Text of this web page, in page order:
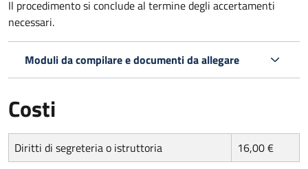
Il procedimento si conclude al termine degli accertamenti
necessari.
Moduli da compilare e documenti da allegare
Costi
Diritti di segreteria o istruttoria 16,00 €